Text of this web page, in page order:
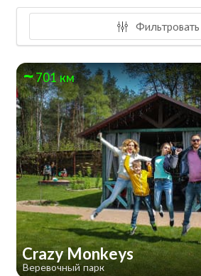
Фильтровать
701 км
Crazy Monkeys
Веревочный парк